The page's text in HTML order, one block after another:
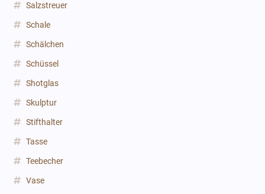
Salzstreuer
Schale
Schälchen
Schüssel
Shotglas
Skulptur
Stifthalter
Tasse
Teebecher
Vase